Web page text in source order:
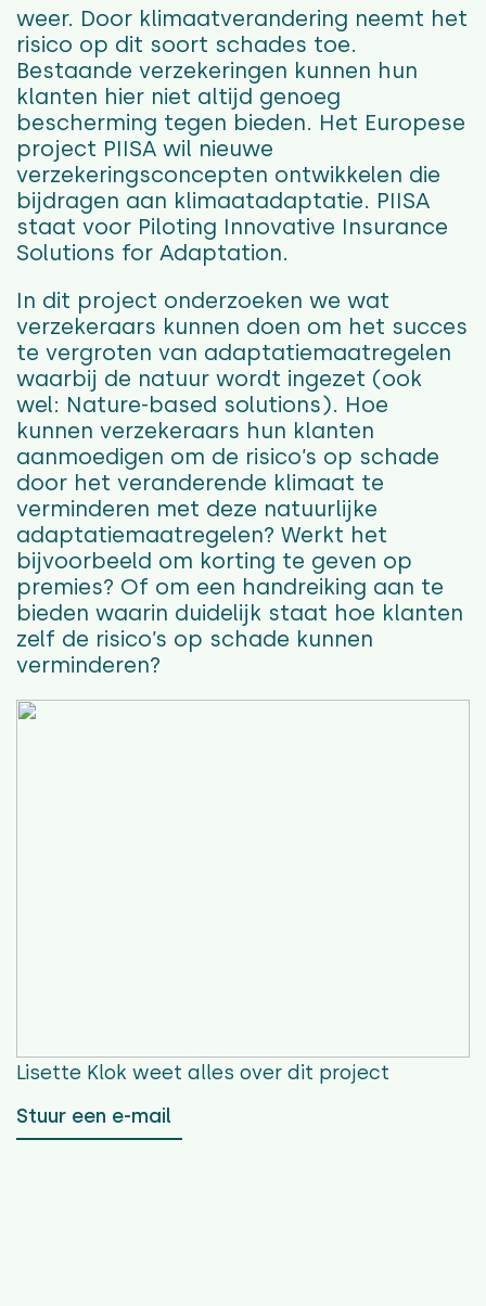
weer. Door klimaatverandering neemt het
risico op dit soort schades toe.
Bestaande verzekeringen kunnen hun
klanten hier niet altijd genoeg
bescherming tegen bieden. Het Europese
project PIISA wil nieuwe
verzekeringsconcepten ontwikkelen die
bijdragen aan klimaatadaptatie. PIISA
staat voor Piloting Innovative Insurance
Solutions for Adaptation.
In dit project onderzoeken we wat
verzekeraars kunnen doen om het succes
te vergroten van adaptatiemaatregelen
waarbij de natuur wordt ingezet (ook
wel: Nature-based solutions). Hoe
kunnen verzekeraars hun klanten
aanmoedigen om de risico’s op schade
door het veranderende klimaat te
verminderen met deze natuurlijke
adaptatiemaatregelen? Werkt het
bijvoorbeeld om korting te geven op
premies? Of om een handreiking aan te
bieden waarin duidelijk staat hoe klanten
zelf de risico’s op schade kunnen
verminderen?
Lisette Klok weet alles over dit project
Stuur een e-mail